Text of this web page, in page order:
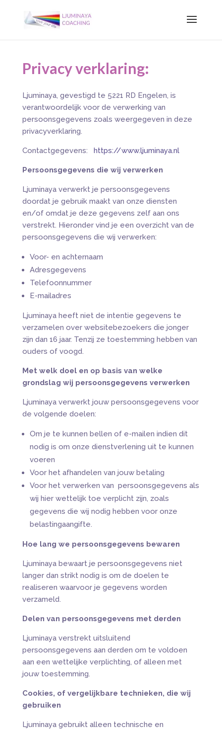
Privacy verklaring:
Ljuminaya, gevestigd te 5221 RD Engelen, is
verantwoordelijk voor de verwerking van
persoonsgegevens zoals weergegeven in deze
privacyverklaring.
Contactgegevens: https://www.ljuminaya.nl
Persoonsgegevens die wij verwerken
Ljuminaya verwerkt je persoonsgegevens
doordat je gebruik maakt van onze diensten
en/of omdat je deze gegevens zelf aan ons
verstrekt. Hieronder vind je een overzicht van de
persoonsgegevens die wij verwerken:
Voor- en achternaam
Adresgegevens
Telefoonnummer
E-mailadres
Ljuminaya heeft niet de intentie gegevens te
verzamelen over websitebezoekers die jonger
zijn dan 16 jaar. Tenzij ze toestemming hebben van
ouders of voogd.
Met welk doel en op basis van welke
grondslag wij persoonsgegevens verwerken
Ljuminaya verwerkt jouw persoonsgegevens voor
de volgende doelen:
Om je te kunnen bellen of e-mailen indien dit
nodig is om onze dienstverlening uit te kunnen
voeren
Voor het afhandelen van jouw betaling
Voor het verwerken van persoonsgegevens als
wij hier wettelijk toe verplicht zijn, zoals
gegevens die wij nodig hebben voor onze
belastingaangifte.
Hoe lang we persoonsgegevens bewaren
Ljuminaya bewaart je persoonsgegevens niet
langer dan strikt nodig is om de doelen te
realiseren waarvoor je gegevens worden
verzameld.
Delen van persoonsgegevens met derden
Ljuminaya verstrekt uitsluitend
persoonsgegevens aan derden om te voldoen
aan een wettelijke verplichting, of alleen met
jouw toestemming.
Cookies, of vergelijkbare technieken, die wij
gebruiken
Ljuminaya gebruikt alleen technische en